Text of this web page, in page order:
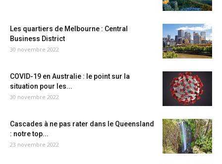
Les quartiers de Melbourne : Central
Business District
30 novembre 2022
COVID-19 en Australie : le point sur la
situation pour les...
30 novembre 2022
Cascades à ne pas rater dans le Queensland
: notre top...
23 novembre 2022